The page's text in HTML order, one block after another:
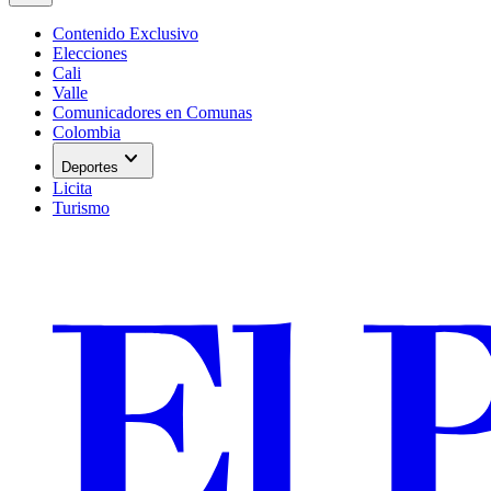
Contenido Exclusivo
Elecciones
Cali
Valle
Comunicadores en Comunas
Colombia
Deportes expand_more
Licita
Turismo